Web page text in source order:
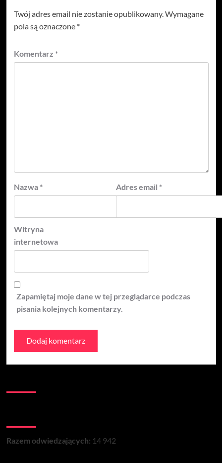
Twój adres email nie zostanie opublikowany. Wymagane
pola są oznaczone *
Komentarz *
Nazwa * Adres email *
Witryna
internetowa
Zapamiętaj moje dane w tej przeglądarce podczas
pisania kolejnych komentarzy.
Razem odwiedzających: 14 942